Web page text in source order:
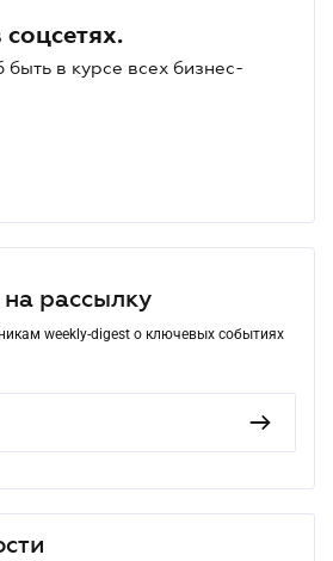
соцсетях.
быть в курсе всех бизнес-
рассылку
weekly-digest о ключевых событиях